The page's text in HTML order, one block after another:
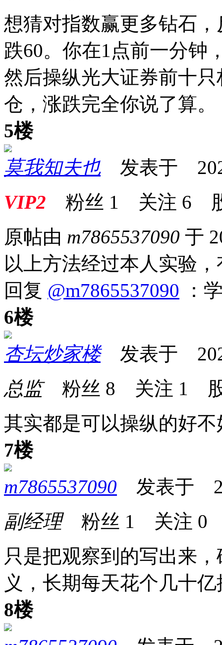
想猜对指数赢更多钻石
跌60。你在1点前一分钟
然后操纵光大证券前十
仓，涨跌完全你说了算。
5楼
莫我知夫也发表于
VIP2 粉丝 1 关注 6
原帖由 m7865537090 于
以上方法经过本人实验
回复 @m7865537090 ：
6楼
杏坛炒家楼发表于
总监粉丝 8 关注 1
其实都是可以操纵的好不
7楼
m7865537090 发表于
副经理粉丝 1 关注 0
只是把观察到的写出来
义，长期每天花个几十
8楼